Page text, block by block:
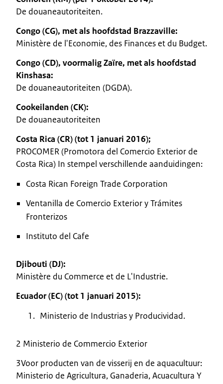
De douaneautoriteiten.
Congo (CG), met als hoofdstad Brazzaville:
Ministère de l'Economie, des Finances et du Budget.
Congo (CD), voormalig Zaïre, met als hoofdstad
Kinshasa:
De douaneautoriteiten (DGDA).
Cookeilanden (CK):
De douaneautoriteiten
Costa Rica (CR) (tot 1 januari 2016);
PROCOMER (Promotora del Comercio Exterior de
Costa Rica) In stempel verschillende aanduidingen:
Costa Rican Foreign Trade Corporation
Ventanilla de Comercio Exterior y Trámites
Fronterizos
Instituto del Cafe
Djibouti (DJ):
Ministère du Commerce et de L'Industrie.
Ecuador (EC) (tot 1 januari 2015):
Ministerio de Industrias y Producividad.
2 Ministerio de Commercio Exterior
3Voor producten van de visserij en de aquacultuur:
Ministerio de Agricultura, Ganaderia, Acuacultura Y